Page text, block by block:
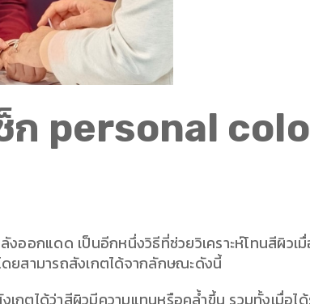
ก personal
อกแดด เป็นอีกหนึ่งวิธีที่ช่วยวิเคราะห์โทนสีผิว
ยสามารถสังเกตได้จากลักษณะดังนี้
เกตได้ว่าสีผิวมีความแทนหรือคล้ำขึ้น รวมทั้งเมื่อ